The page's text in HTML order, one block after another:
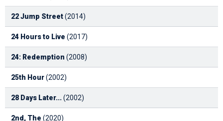
22 Jump Street(2014)
24 Hours to Live (2017)
24: Redemption (2008)
25th Hour(2002)
28 Days Later...(2002)
2nd, The (2020)